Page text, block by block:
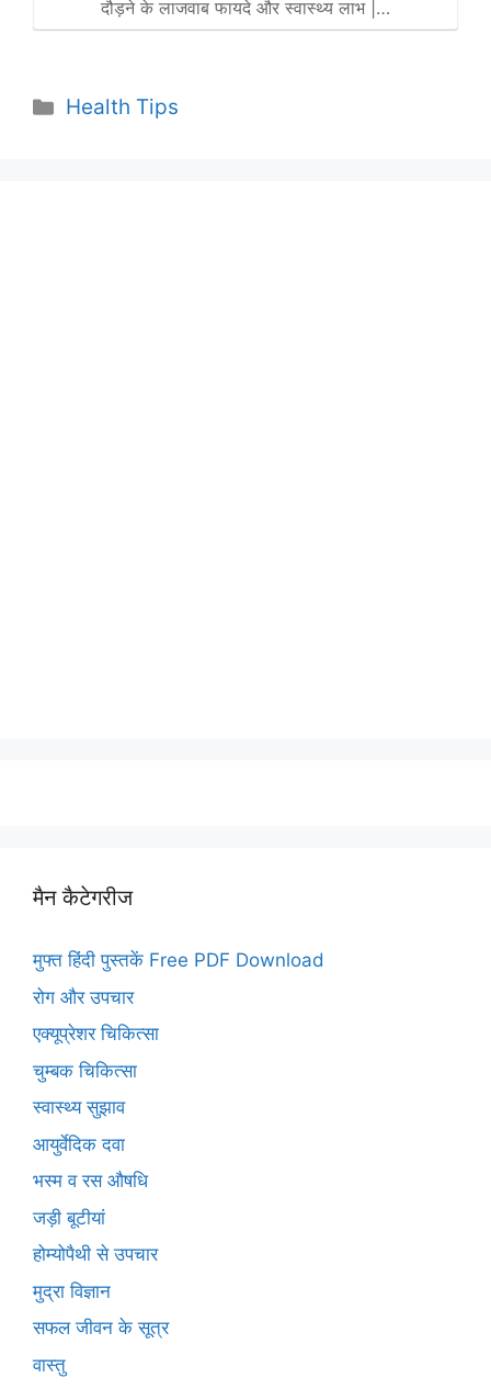
दौड़ने के लाजवाब फायदे और स्‍वास्‍थ्‍य लाभ |…
Categories
Health Tips
मैन कैटेगरीज
मुफ्त हिंदी पुस्तकें Free PDF Download
रोग और उपचार
एक्यूप्रेशर चिकित्सा
चुम्बक चिकित्सा
स्वास्थ्य सुझाव
आयुर्वेदिक दवा
भस्म व रस औषधि
जड़ी बूटीयां
होम्योपैथी से उपचार
मुद्रा विज्ञान
सफल जीवन के सूत्र
वास्तु